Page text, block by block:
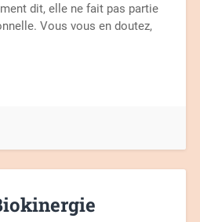
dit, elle ne fait pas partie
Vous vous en doutez,